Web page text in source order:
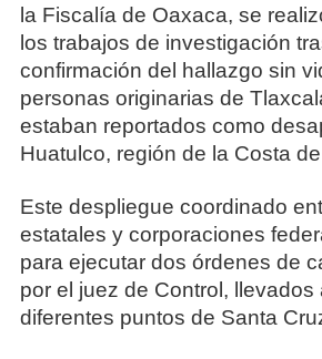
la Fiscalía de Oaxaca, se
los trabajos de investigación
confirmación del hallazgo sin
personas originarias de
estaban reportados como
Huatulco, región de la Costa
Este despliegue coordinado
estatales y corporaciones
para ejecutar dos órdenes de
por el juez de Control, llevados
diferentes puntos de Santa